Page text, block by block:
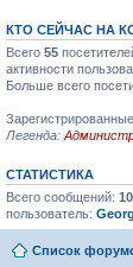
КТО СЕЙЧАС НА
Всего 55
активности
Больше всего
Легенда:
СТАТИСТИКА
Всего сообщений:
пользователь:
Список